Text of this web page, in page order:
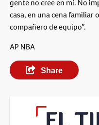
gente no cree en mí. No
casa, en una cena familiar
compañero de equipo”.
AP NBA
Share